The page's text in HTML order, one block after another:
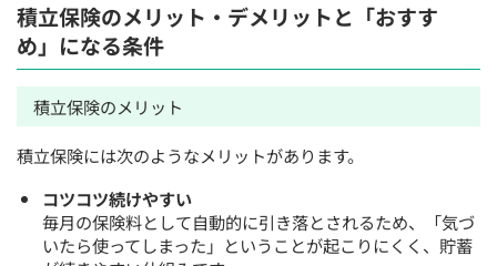
積立保険のメリット・デメリットと「おすす
め」になる条件
積立保険のメリット
積立保険には次のようなメリットがあります。
コツコツ続けやすい
毎月の保険料として自動的に引き落とされるため、「気づ
いたら使ってしまった」ということが起こりにくく、貯蓄